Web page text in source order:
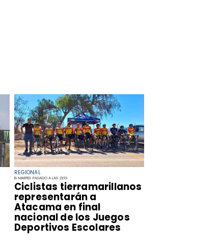
REGIONAL
EL MARTES PASADO A LAS 21:33
​Ciclistas tierramarillanos
representarán a
Atacama en final
nacional de los Juegos
Deportivos Escolares